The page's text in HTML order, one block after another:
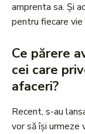
amprenta sa. Și
pentru fiecare vie
Ce părere
cei care
afaceri?
Recent, s-au
vor să își urmeze